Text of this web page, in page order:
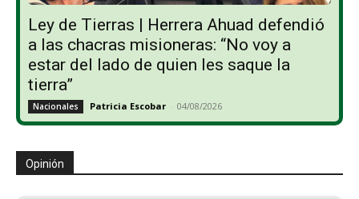
Ley de Tierras | Herrera Ahuad defendió
a las chacras misioneras: “No voy a
estar del lado de quien les saque la
tierra”
Nacionales Patricia Escobar - 04/08/2026
Opinión